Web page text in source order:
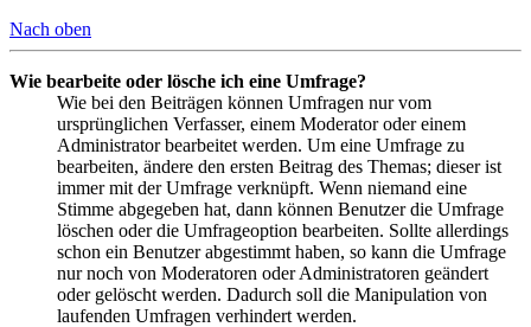
Nach oben
Wie bearbeite oder lösche ich eine Umfrage?
Wie bei den Beiträgen können Umfragen nur vom
ursprünglichen Verfasser, einem Moderator oder einem
Administrator bearbeitet werden. Um eine Umfrage zu
bearbeiten, ändere den ersten Beitrag des Themas; dieser ist
immer mit der Umfrage verknüpft. Wenn niemand eine
Stimme abgegeben hat, dann können Benutzer die Umfrage
löschen oder die Umfrageoption bearbeiten. Sollte allerdings
schon ein Benutzer abgestimmt haben, so kann die Umfrage
nur noch von Moderatoren oder Administratoren geändert
oder gelöscht werden. Dadurch soll die Manipulation von
laufenden Umfragen verhindert werden.